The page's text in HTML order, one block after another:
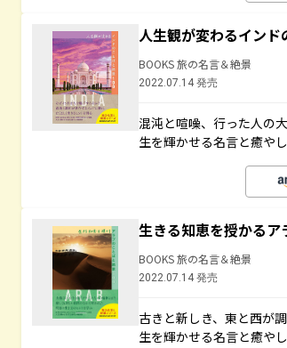
人生観が変わるインド
BOOKS 旅の名言＆絶景
2022.07.14 発売
混沌と喧噪、行った人の
生を輝かせる名言と癒や
生きる知恵を授かるア
BOOKS 旅の名言＆絶景
2022.07.14 発売
古きと新しき、東と西が
生を輝かせる名言と癒や